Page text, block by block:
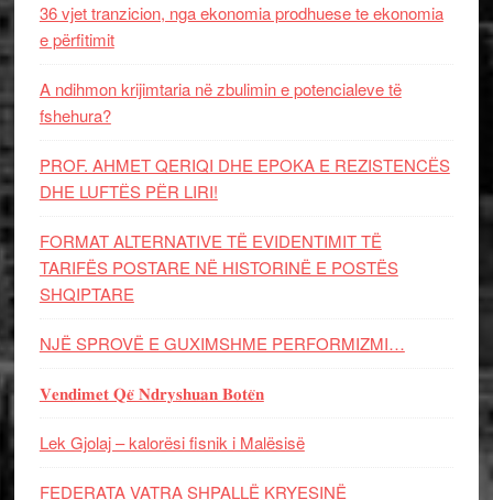
36 vjet tranzicion, nga ekonomia prodhuese te ekonomia
e përfitimit
A ndihmon krijimtaria në zbulimin e potencialeve të
fshehura?
PROF. AHMET QERIQI DHE EPOKA E REZISTENCЁS
DHE LUFTЁS PЁR LIRI!
FORMAT ALTERNATIVE TË EVIDENTIMIT TË
TARIFËS POSTARE NË HISTORINË E POSTËS
SHQIPTARE
NJË SPROVË E GUXIMSHME PERFORMIZMI…
𝐕𝐞𝐧𝐝𝐢𝐦𝐞𝐭 𝐐𝐞̈ 𝐍𝐝𝐫𝐲𝐬𝐡𝐮𝐚𝐧 𝐁𝐨𝐭𝐞̈𝐧
Lek Gjolaj – kalorësi fisnik i Malësisë
FEDERATA VATRA SHPALLË KRYESINË